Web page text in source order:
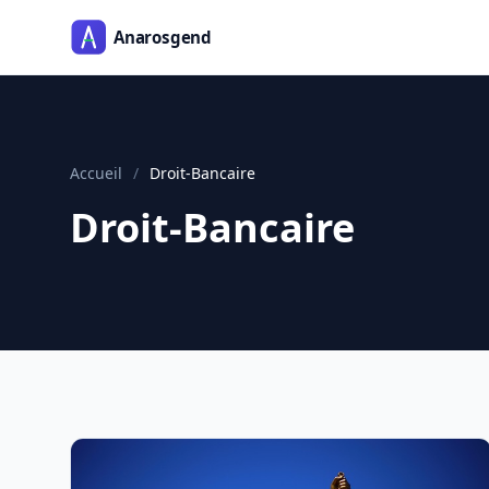
Accueil / Droit-Bancaire
Droit-Bancaire